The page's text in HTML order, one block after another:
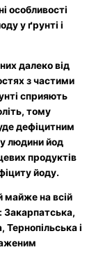
особливості
у ґрунті і
далеко від
з частими
сприяють
тому
дефіцитним
людини йод
продуктів
йоду.
майже на всій
Закарпатська,
Тернопільська і